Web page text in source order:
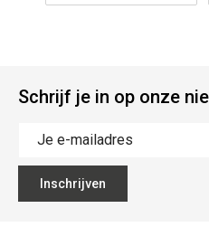
Schrijf je in op onze
Inschrijven